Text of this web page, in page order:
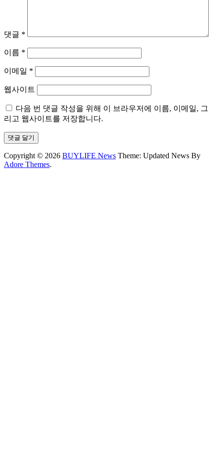
댓글 *
이름 *
이메일 *
웹사이트
다음 번 댓글 작성을 위해 이 브라우저에 이름, 이메일, 그
리고 웹사이트를 저장합니다.
Copyright © 2026 BUYLIFE News Theme: Updated News By
Adore Themes.